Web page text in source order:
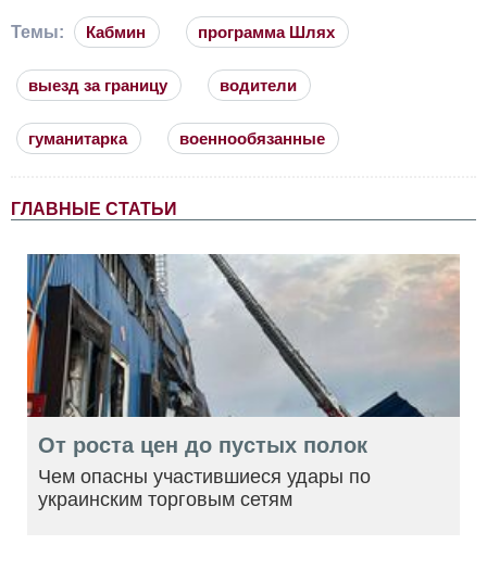
Темы: Кабмин программа Шлях
выезд за границу водители
гуманитарка военнообязанные
ГЛАВНЫЕ СТАТЬИ
От роста цен до пустых полок
Чем опасны участившиеся удары по
украинским торговым сетям